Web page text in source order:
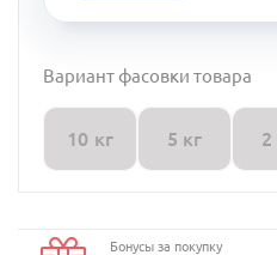
Вариант фасовки товара
10 кг 5 кг 2
Бонусы за покупку